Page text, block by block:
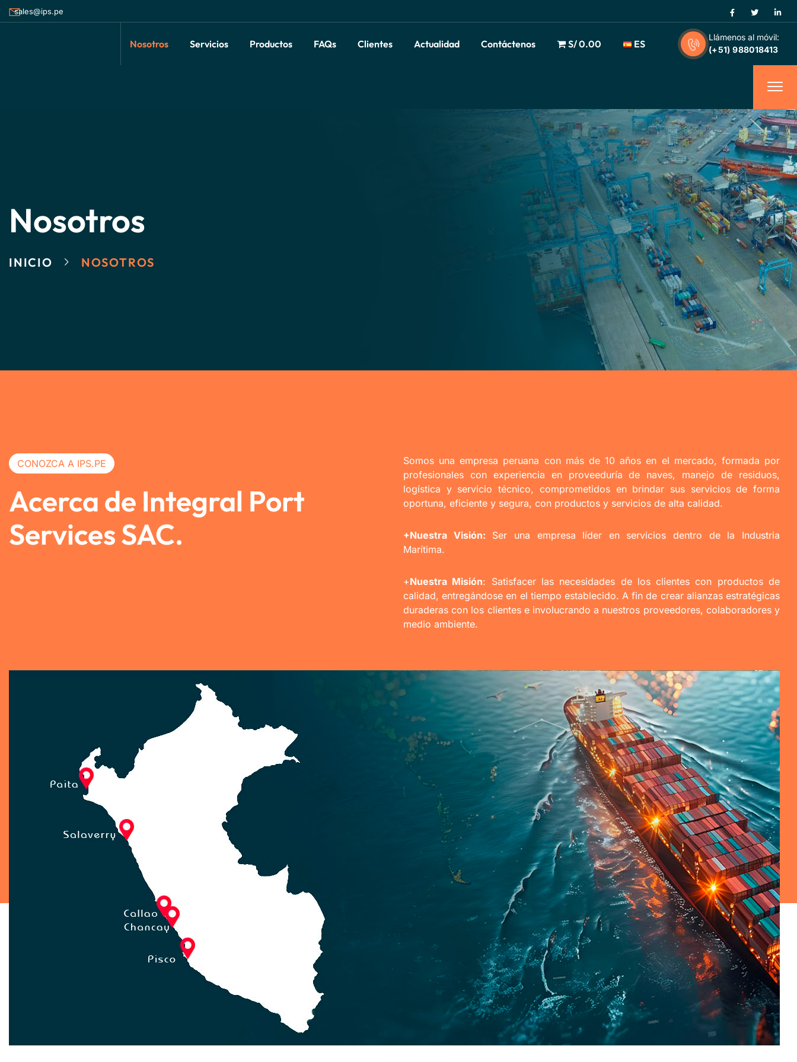
sales@ips.pe
Nosotros Servicios Productos FAQs Clientes Actualidad Contáctenos S/ 0.00 ES
Llámenos al móvil:
(+51) 988018413
Nosotros
INICIO NOSOTROS
CONOZCA A IPS.PE
Acerca de Integral Port
Services SAC.
Somos una empresa peruana con más de 10 años en el mercado, formada por
profesionales con experiencia en proveeduría de naves, manejo de residuos,
logística y servicio técnico, comprometidos en brindar sus servicios de forma
oportuna, eficiente y segura, con productos y servicios de alta calidad.
+Nuestra Visión: Ser una empresa líder en servicios dentro de la Industria
Marítima.
+Nuestra Misión: Satisfacer las necesidades de los clientes con productos de
calidad, entregándose en el tiempo establecido. A fin de crear alianzas estratégicas
duraderas con los clientes e involucrando a nuestros proveedores, colaboradores y
medio ambiente.